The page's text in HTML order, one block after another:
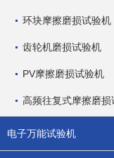
环块摩擦磨损试验机
齿轮机磨损试验机
PV摩擦磨损试验机
高频往复式摩擦磨损
电子万能试验机